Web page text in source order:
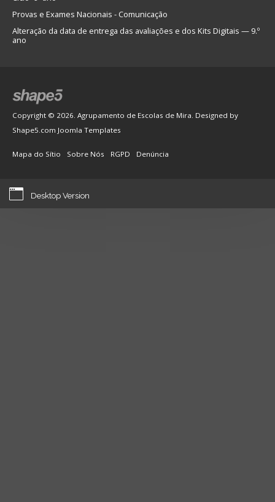
Provas e Exames Nacionais - Comunicação
Alteração da data de entrega das avaliações e dos Kits Digitais — 9.º
ano
Copyright © 2026. Agrupamento de Escolas de Mira. Designed by
Shape5.com Joomla Templates
Mapa do Sítio Sobre Nós RGPD Denúncia
Desktop Version